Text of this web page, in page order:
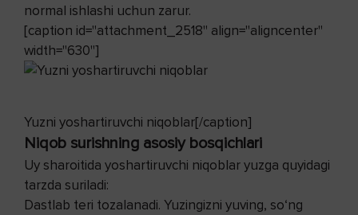
normal ishlashi uchun zarur.
[caption id="attachment_2518" align="aligncenter"
width="630"]
Yuzni yoshartiruvchi niqoblar[/caption]
Niqob surishning asosiy bosqichlari
Uy sharoitida yoshartiruvchi niqoblar yuzga quyidagi
tarzda suriladi:
Dastlab teri tozalanadi. Yuzingizni yuving, so‘ng